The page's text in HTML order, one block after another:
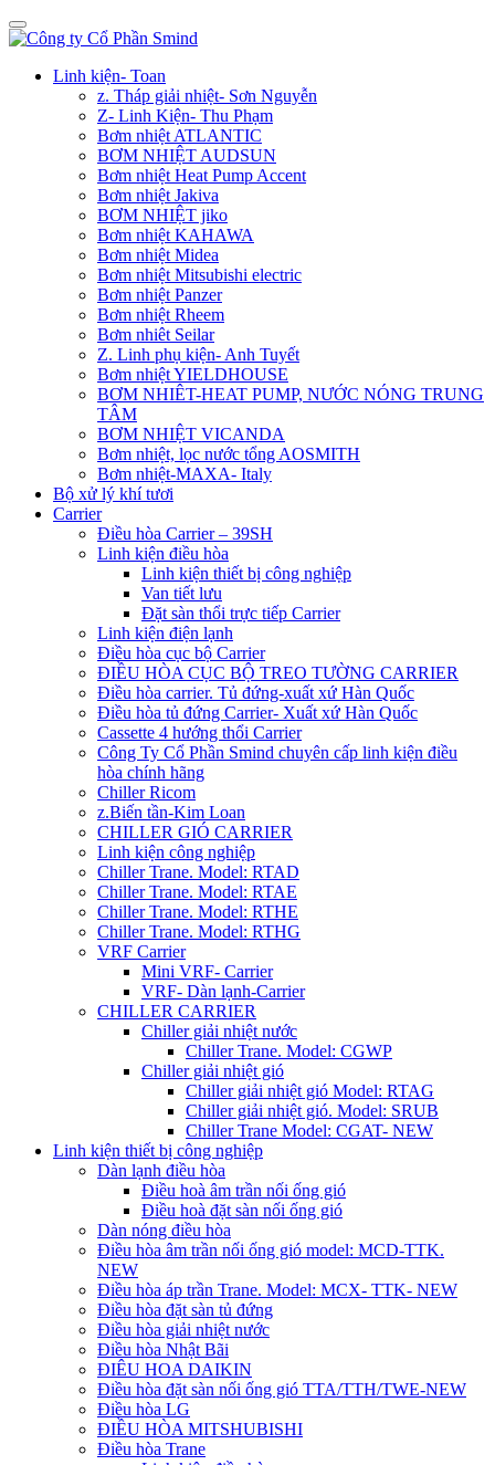
Linh kiện- Toan
z. Tháp giải nhiệt- Sơn Nguyễn
Z- Linh Kiện- Thu Phạm
Bơm nhiệt ATLANTIC
BƠM NHIỆT AUDSUN
Bơm nhiệt Heat Pump Accent
Bơm nhiệt Jakiva
BƠM NHIỆT jiko
Bơm nhiệt KAHAWA
Bơm nhiệt Midea
Bơm nhiệt Mitsubishi electric
Bơm nhiệt Panzer
Bơm nhiệt Rheem
Bơm nhiêt Seilar
Z. Linh phụ kiện- Anh Tuyết
Bơm nhiệt YIELDHOUSE
BƠM NHIÊT-HEAT PUMP, NƯỚC NÓNG TRUNG
TÂM
BƠM NHIỆT VICANDA
Bơm nhiệt, lọc nước tổng AOSMITH
Bơm nhiệt-MAXA- Italy
Bộ xử lý khí tươi
Carrier
Điều hòa Carrier – 39SH
Linh kiện điều hòa
Linh kiện thiết bị công nghiệp
Van tiết lưu
Đặt sàn thổi trực tiếp Carrier
Linh kiện điện lạnh
Điều hòa cục bộ Carrier
ĐIỀU HÒA CỤC BỘ TREO TƯỜNG CARRIER
Điều hòa carrier. Tủ đứng-xuất xứ Hàn Quốc
Điều hòa tủ đứng Carrier- Xuất xứ Hàn Quốc
Cassette 4 hướng thổi Carrier
Công Ty Cổ Phần Smind chuyên cấp linh kiện điều
hòa chính hãng
Chiller Ricom
z.Biến tần-Kim Loan
CHILLER GIÓ CARRIER
Linh kiện công nghiệp
Chiller Trane. Model: RTAD
Chiller Trane. Model: RTAE
Chiller Trane. Model: RTHE
Chiller Trane. Model: RTHG
VRF Carrier
Mini VRF- Carrier
VRF- Dàn lạnh-Carrier
CHILLER CARRIER
Chiller giải nhiệt nước
Chiller Trane. Model: CGWP
Chiller giải nhiệt gió
Chiller giải nhiệt gió Model: RTAG
Chiller giải nhiệt gió. Model: SRUB
Chiller Trane Model: CGAT- NEW
Linh kiện thiết bị công nghiệp
Dàn lạnh điều hòa
Điều hoà âm trần nối ống gió
Điều hoà đặt sàn nối ống gió
Dàn nóng điều hòa
Điều hòa âm trần nối ống gió model: MCD-TTK.
NEW
Điều hòa áp trần Trane. Model: MCX- TTK- NEW
Điều hòa đặt sàn tủ đứng
Điều hòa giải nhiệt nước
Điều hòa Nhật Bãi
ĐIÊU HOA DAIKIN
Điều hòa đặt sàn nối ống gió TTA/TTH/TWE-NEW
Điều hòa LG
ĐIỀU HÒA MITSHUBISHI
Điều hòa Trane